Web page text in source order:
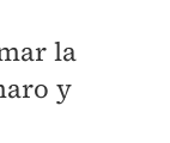
la
y